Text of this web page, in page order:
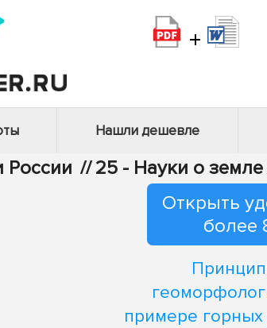
+
Нашли дешевле
России // 25 - Науки о земле
Открыть
более
примере